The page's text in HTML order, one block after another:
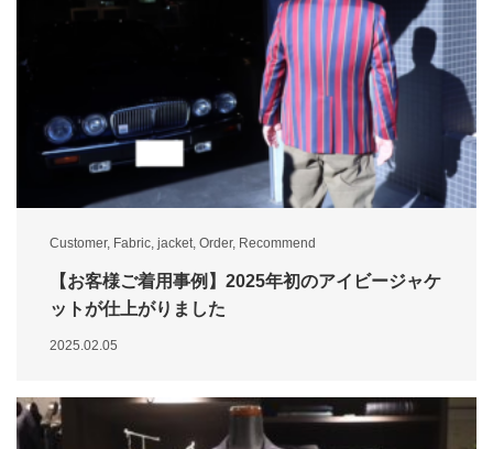
Customer, Fabric jacket Order, Recommend
【お客様ご着用事例】2025年初のアイビージャケ
ットが仕上がりました
2025.02.05